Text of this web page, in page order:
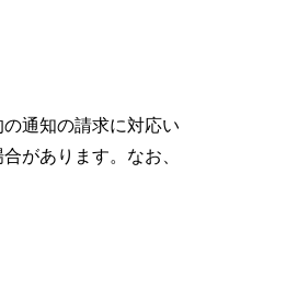
通知の請求に対応い
があります。なお、